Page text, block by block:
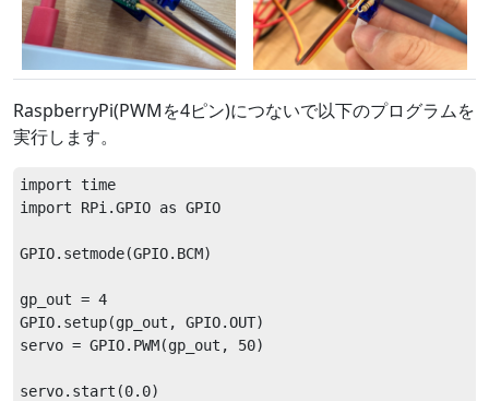
RaspberryPi(PWMを4ピン)につないで以下のプログラムを
実行します。
import time
import RPi.GPIO as GPIO
GPIO.setmode(GPIO.BCM)
gp_out = 4
GPIO.setup(gp_out, GPIO.OUT)
servo = GPIO.PWM(gp_out, 50)
servo.start(0.0)